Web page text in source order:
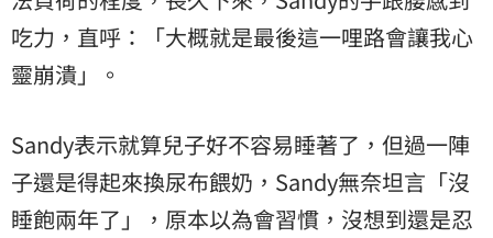
吃力，直呼：「大概就是最後這一哩路會讓我心
靈崩潰」。
Sandy表示就算兒子好不容易睡著了，但過一陣
子還是得起來換尿布餵奶，Sandy無奈坦言「沒
睡飽兩年了」，原本以為會習慣，沒想到還是忍